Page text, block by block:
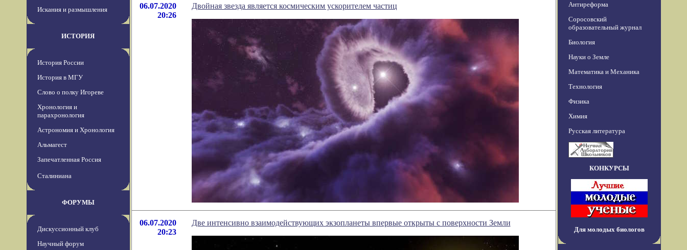
Искания и размышления
ИСТОРИЯ
История России
История в МГУ
Слово о полку Игореве
Хронология и
парахронология
Астрономия и Хронология
Альмагест
Запечатленная Россия
Сталиниана
ФОРУМЫ
Дискуссионный клуб
Научный форум
06.07.2020
20:26
Двойная звезда является космическим ускорителем частиц
06.07.2020
20:23
Две интенсивно взаимодействующих экзопланеты впервые открыты с поверхности Земли
Антиреформа
Соросовский
образовательный журнал
Биология
Науки о Земле
Математика и Механика
Технология
Физика
Химия
Русская литература
КОНКУРСЫ
Для молодых биологов